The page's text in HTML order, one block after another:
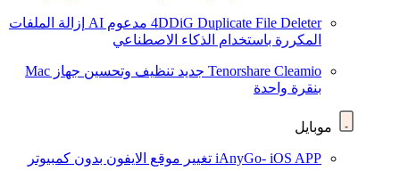
4DDiG Duplicate File Deleter مدعوم AI
إزالة الملفات
المكررة باستخدام الذكاء الاصطناعي
Tenorshare Cleamio جديد
تنظيف وتحسين جهاز Mac
بنقرة واحدة
موبايل
iAnyGo- iOS APP تغيير موقع الايفون بدون كمبيوتر